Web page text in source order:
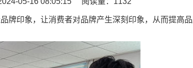
牌印象，让消费者对品牌产生深刻印象，从而提高